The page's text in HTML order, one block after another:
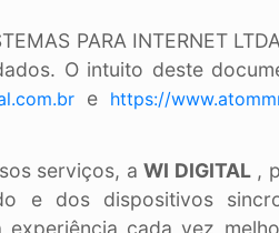
PARA INTERNET
O intuito deste
e https://
serviços, aWI DIGITAL,
e dos dispositivos
experiência cada vez